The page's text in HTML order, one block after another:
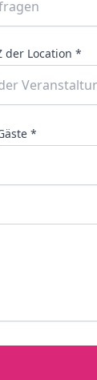
der Location *
*